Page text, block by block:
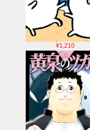
¥1,210